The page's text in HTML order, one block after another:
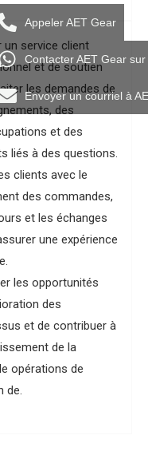
un service client
et de soutien
les demandes de
des
et des
liés à des questions.
clients avec le
des commandes,
et les échanges
une expérience
les opportunités
des
et de contribuer à
de la
opérations de
de.
Appeler AET Gear
Contacter AET Gear
Envoyer un courriel à